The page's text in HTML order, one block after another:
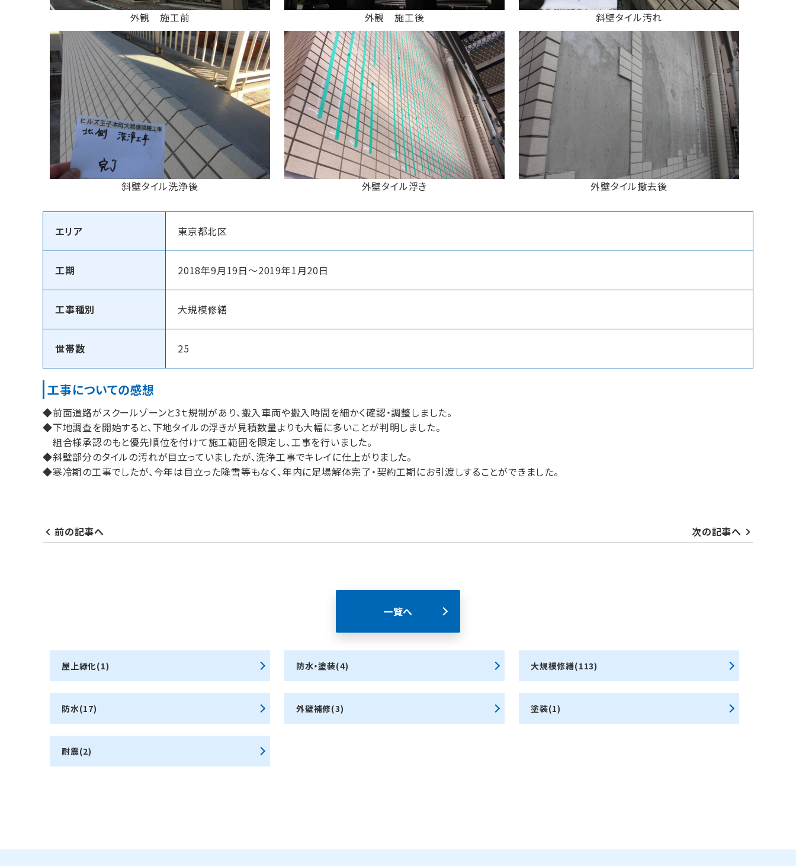
外観 施工前 外観 施工後 斜壁タイル汚れ
斜壁タイル洗浄後 外壁タイル浮き 外壁タイル撤去後
エリア 東京都北区
工期 2018年9月19日～2019年1月20日
工事種別 大規模修繕
世帯数 25
工事についての感想
◆前面道路がスクールゾーンと3ｔ規制があり、搬入車両や搬入時間を細かく確認・調整しました。
◆下地調査を開始すると、下地タイルの浮きが見積数量よりも大幅に多いことが判明しました。
組合様承認のもと優先順位を付けて施工範囲を限定し、工事を行いました。
◆斜壁部分のタイルの汚れが目立っていましたが、洗浄工事でキレイに仕上がりました。
◆寒冷期の工事でしたが、今年は目立った降雪等もなく、年内に足場解体完了・契約工期にお引渡しすることができました。
前の記事へ 次の記事へ
一覧へ
屋上緑化(1) 防水・塗装(4) 大規模修繕(113)
防水(17) 外壁補修(3) 塗装(1)
耐震(2)